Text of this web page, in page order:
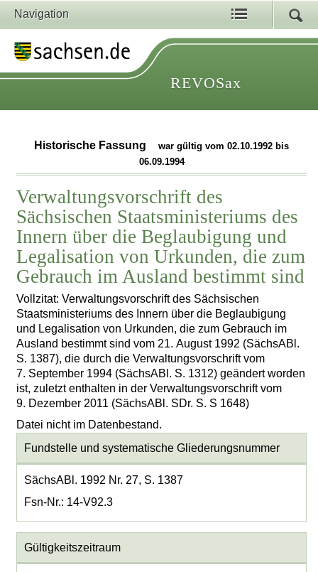
Navigation
REVOSax
Historische Fassung
war gültig vom 02.10.1992 bis
06.09.1994
Verwaltungsvorschrift des
Sächsischen Staatsministeriums des
Innern über die Beglaubigung und
Legalisation von Urkunden, die zum
Gebrauch im Ausland bestimmt sind
Vollzitat: Verwaltungsvorschrift des Sächsischen
Staatsministeriums des Innern über die Beglaubigung
und Legalisation von Urkunden, die zum Gebrauch im
Ausland bestimmt sind vom 21. August 1992 (SächsABl.
S. 1387), die durch die Verwaltungsvorschrift vom
7. September 1994 (SächsABl. S. 1312) geändert worden
ist, zuletzt enthalten in der Verwaltungsvorschrift vom
9. Dezember 2011 (SächsABl. SDr. S. S 1648)
Datei nicht im Datenbestand.
Fundstelle und systematische Gliederungsnummer
SächsABl. 1992 Nr. 27, S. 1387
Fsn-Nr.: 14-V92.3
Gültigkeitszeitraum